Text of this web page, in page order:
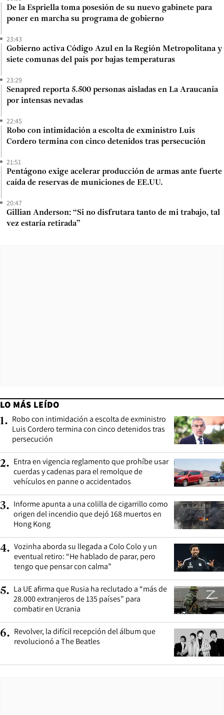
De la Espriella toma posesión de su nuevo gabinete para
poner en marcha su programa de gobierno
23:43
Gobierno activa Código Azul en la Región Metropolitana y
siete comunas del país por bajas temperaturas
23:29
Senapred reporta 5.500 personas aisladas en La Araucanía
por intensas nevadas
22:45
Robo con intimidación a escolta de exministro Luis
Cordero termina con cinco detenidos tras persecución
21:51
Pentágono exige acelerar producción de armas ante fuerte
caída de reservas de municiones de EE.UU.
20:47
Gillian Anderson: “Si no disfrutara tanto de mi trabajo, tal
vez estaría retirada”
LO MÁS LEÍDO
1. Robo con intimidación a escolta de exministro
Luis Cordero termina con cinco detenidos tras
persecución
2. Entra en vigencia reglamento que prohíbe usar
cuerdas y cadenas para el remolque de
vehículos en panne o accidentados
3. Informe apunta a una colilla de cigarrillo como
origen del incendio que dejó 168 muertos en
Hong Kong
4. Vozinha aborda su llegada a Colo Colo y un
eventual retiro: “He hablado de parar, pero
tengo que pensar con calma”
5. La UE afirma que Rusia ha reclutado a “más de
28.000 extranjeros de 135 países” para
combatir en Ucrania
6. Revolver, la difícil recepción del álbum que
revolucionó a The Beatles